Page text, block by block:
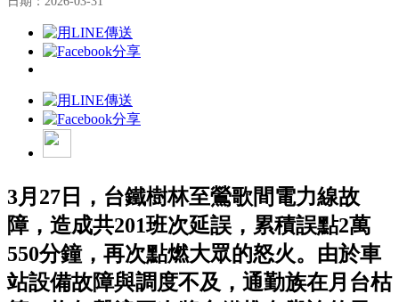
3月27日，台鐵樹林至鶯歌間電力線故
障，造成共201班次延誤，累積誤點2萬
550分鐘，再次點燃大眾的怒火。由於車
站設備故障與調度不及，通勤族在月台枯